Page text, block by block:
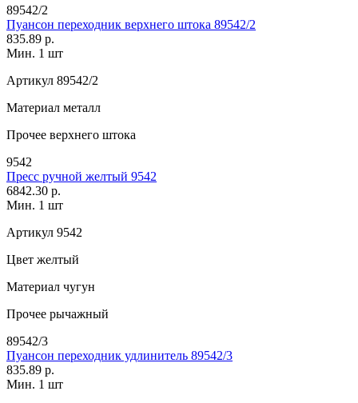
89542/2
Пуансон переходник верхнего штока 89542/2
835.89 р.
Мин. 1 шт
Артикул 89542/2
Материал металл
Прочее верхнего штока
9542
Пресс ручной желтый 9542
6842.30 р.
Мин. 1 шт
Артикул 9542
Цвет желтый
Материал чугун
Прочее рычажный
89542/3
Пуансон переходник удлинитель 89542/3
835.89 р.
Мин. 1 шт